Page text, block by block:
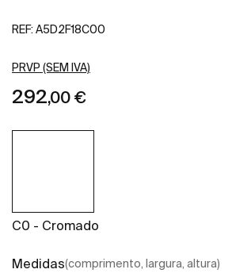
REF: A5D2F18C00
PRVP (SEM IVA)
292,00 €
C0 - Cromado
Medidas(comprimento, largura, altura)